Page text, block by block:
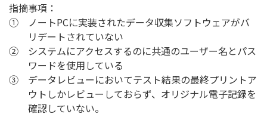
指摘事項：
① ノートPCに実装されたデータ収集ソフトウェアがバ
リデートされていない
② システムにアクセスするのに共通のユーザー名とパス
ワードを使用している
③ データレビューにおいてテスト結果の最終プリントア
ウトしかレビューしておらず、オリジナル電子記録を
確認していない。